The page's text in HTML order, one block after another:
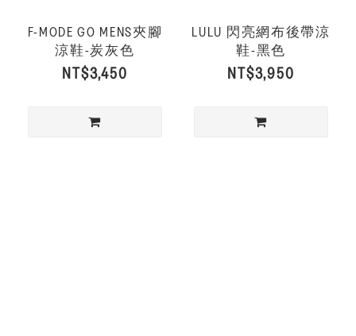
F-MODE GO MENS夾腳
涼鞋-炭灰色
NT$3,450
LULU 閃亮網布後帶涼
鞋-黑色
NT$3,950